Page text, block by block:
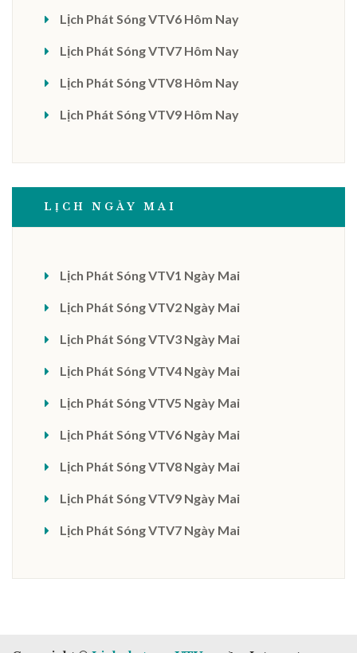
Lịch Phát Sóng VTV6 Hôm Nay
Lịch Phát Sóng VTV7 Hôm Nay
Lịch Phát Sóng VTV8 Hôm Nay
Lịch Phát Sóng VTV9 Hôm Nay
LỊCH NGÀY MAI
Lịch Phát Sóng VTV1 Ngày Mai
Lịch Phát Sóng VTV2 Ngày Mai
Lịch Phát Sóng VTV3 Ngày Mai
Lịch Phát Sóng VTV4 Ngày Mai
Lịch Phát Sóng VTV5 Ngày Mai
Lịch Phát Sóng VTV6 Ngày Mai
Lịch Phát Sóng VTV8 Ngày Mai
Lịch Phát Sóng VTV9 Ngày Mai
Lịch Phát Sóng VTV7 Ngày Mai